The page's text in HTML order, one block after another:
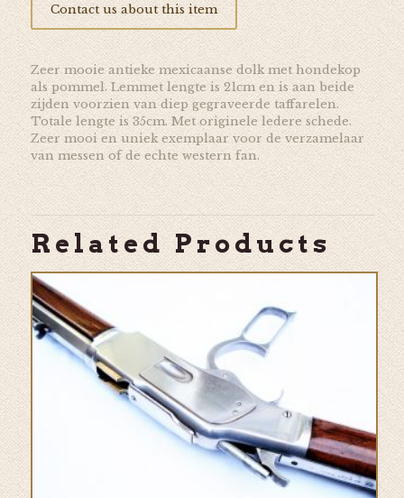
Contact us about this item
Zeer mooie antieke mexicaanse dolk met hondekop
als pommel. Lemmet lengte is 21cm en is aan beide
zijden voorzien van diep gegraveerde taffarelen.
Totale lengte is 35cm. Met originele ledere schede.
Zeer mooi en uniek exemplaar voor de verzamelaar
van messen of de echte western fan.
Related Products